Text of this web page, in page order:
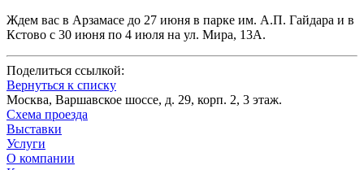
Ждем вас в Арзамасе до 27 июня в парке им. А.П. Гайдара и в
Кстово с 30 июня по 4 июля на ул. Мира, 13А.
Поделиться ссылкой:
Вернуться к списку
Москва, Варшавское шоссе, д. 29, корп. 2, 3 этаж.
Схема проезда
Выставки
Услуги
О компании